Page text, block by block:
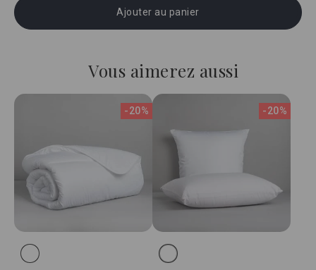
Ajouter au panier
Vous aimerez aussi
-20% -20%